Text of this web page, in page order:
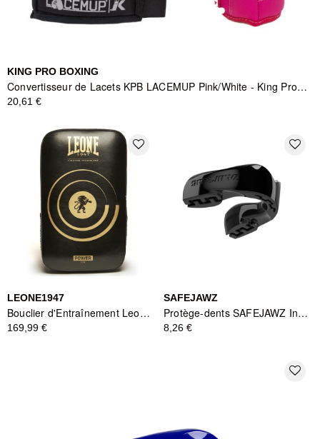
KING PRO BOXING
Convertisseur de Lacets KPB LACEMUP Pink/White - King Pro Boxing
20,61 €
favorite_border
LEONE1947
Bouclier d'Entraînement Leone1947 GM431 Power Line - Noir
169,99 €
favorite_border
SAFEJAWZ
Protège-dents SAFEJAWZ Intro Series - Noir
8,26 €
favorite_border